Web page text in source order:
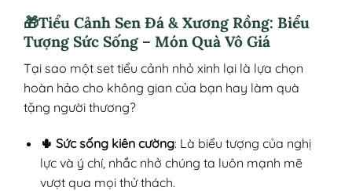
🎁Tiểu Cảnh Sen Đá & Xương Rồng: Biểu
Tượng Sức Sống – Món Quà Vô Giá
Tại sao một set tiểu cảnh nhỏ xinh lại là lựa chọn
hoàn hảo cho không gian của bạn hay làm quà
tặng người thương?
🌵 Sức sống kiên cường: Là biểu tượng của nghị
lực và ý chí, nhắc nhở chúng ta luôn mạnh mẽ
vượt qua mọi thử thách.